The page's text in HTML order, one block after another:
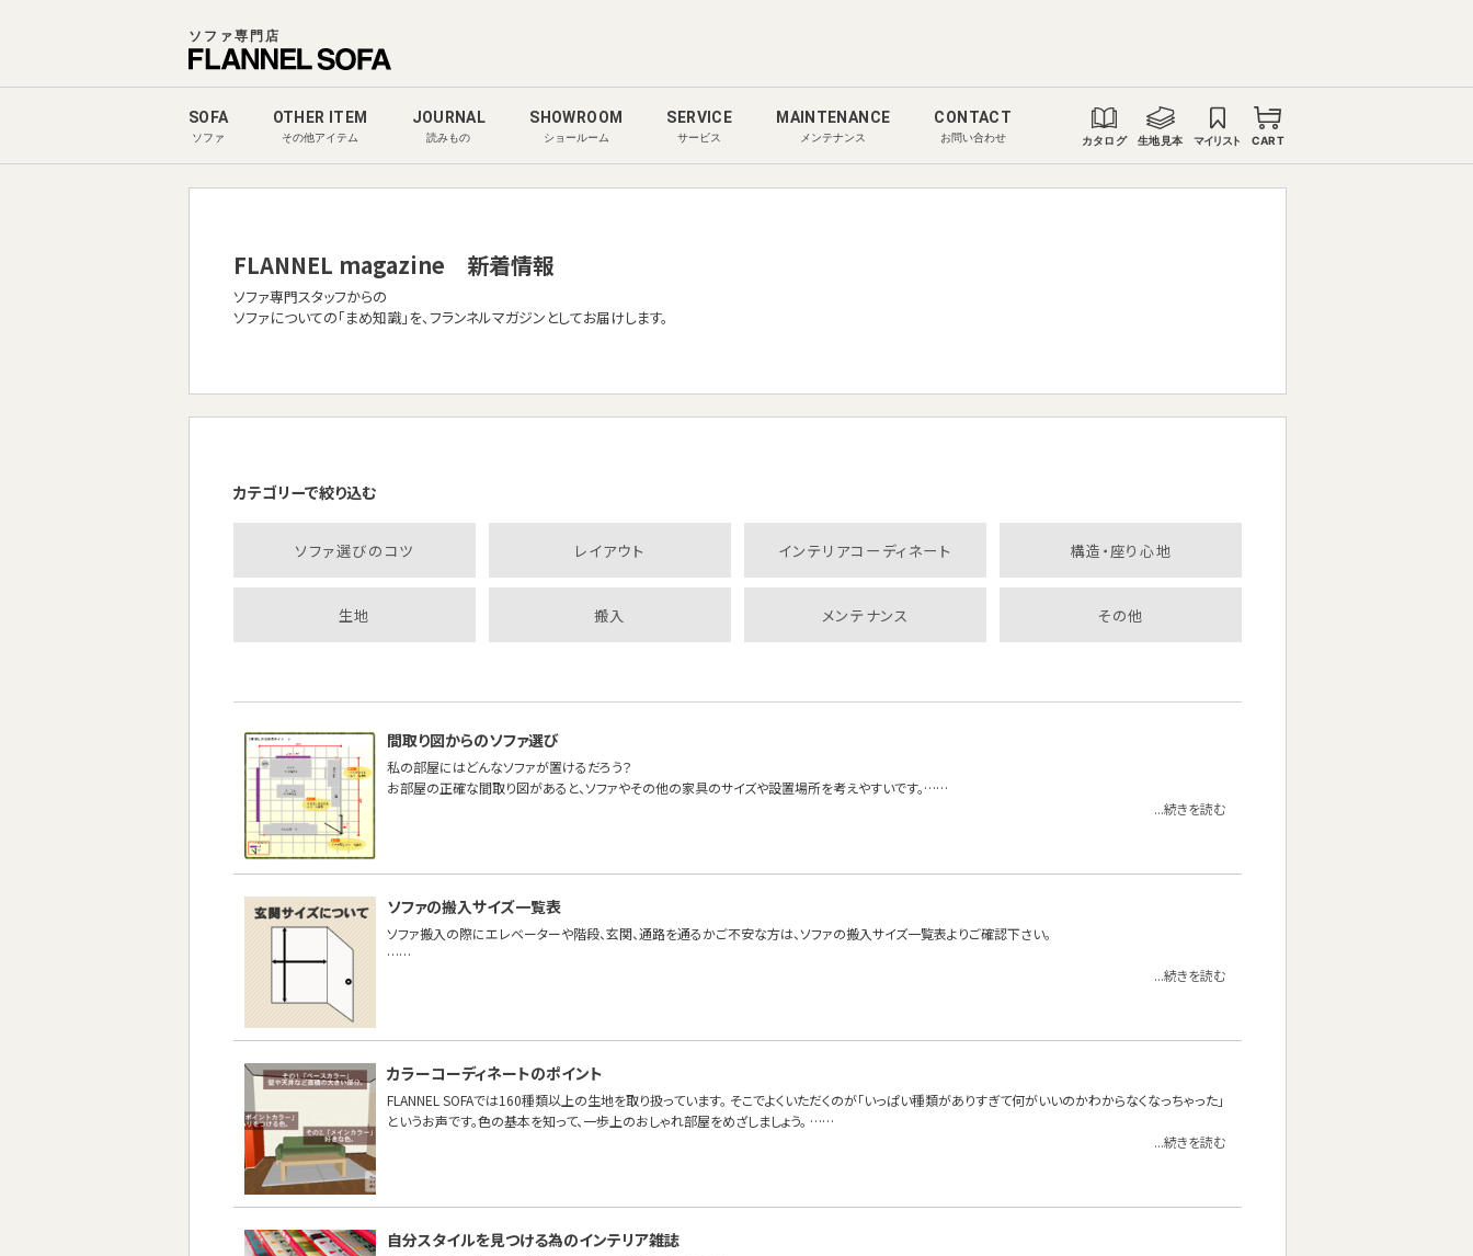
ソファ専門店
SOFA
ソファ
OTHER ITEM
その他アイテム
JOURNAL
読みもの
SHOWROOM
ショールーム
SERVICE
サービス
MAINTENANCE
メンテナンス
CONTACT
お問い合わせ カタログ 生地見本 マイリスト CART
FLANNEL magazine 新着情報
ソファ専門スタッフからの
ソファについての「まめ知識」を、フランネルマガジンとしてお届けします。
カテゴリーで絞り込む
ソファ選びのコツ レイアウト インテリアコーディネート 構造・座り心地
生地 搬入 メンテナンス その他
間取り図からのソファ選び
私の部屋にはどんなソファが置けるだろう？
お部屋の正確な間取り図があると、ソファやその他の家具のサイズや設置場所を考えやすいです。……
...続きを読む
ソファの搬入サイズ一覧表
ソファ搬入の際にエレベーターや階段、玄関、通路を通るかご不安な方は、ソファの搬入サイズ一覧表よりご確認下さい。
……
...続きを読む
カラーコーディネートのポイント
FLANNEL SOFAでは160種類以上の生地を取り扱っています。 そこでよくいただくのが「いっぱい種類がありすぎて何がいいのかわからなくなっちゃった」
というお声です。色の基本を知って、一歩上のおしゃれ部屋をめざしましょう。 ……
...続きを読む
自分スタイルを見つける為のインテリア雑誌